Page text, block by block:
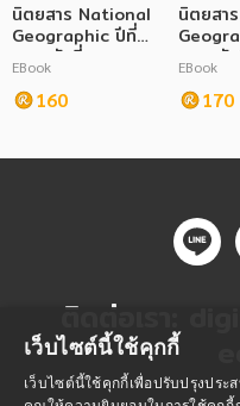
นิตยสาร National
Geographic ปีที่
22 ฉบับที่ 255
ตุลาคม 2565
EBook
160
นิตยสา
25 ฉบับ
ตุลาคม
EBook
170
ติดต่อเรา:
เว็บไซต์นี้ใช้คุกกี้
เว็บไซต์นี้ใช้คุกกี้เพื่อปรับปรุงประ